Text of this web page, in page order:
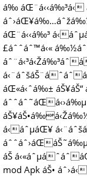
á‰
áˆ›áŒ¥á‰…áˆžá‰½
áŒ¨á‹‹á‰³
£áˆˆáˆ™á‹«
áŒ«á‹ˆá‰± áŠ¥áŠ“
áˆˆáˆ˜áŒá‹›á‰µ
á‹áˆµáŒ¥
áŠ
mod Apk áŠ•